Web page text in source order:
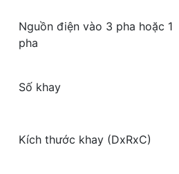
Nguồn điện vào 3 pha hoặc 1
pha
Số khay
Kích thước khay (DxRxC)